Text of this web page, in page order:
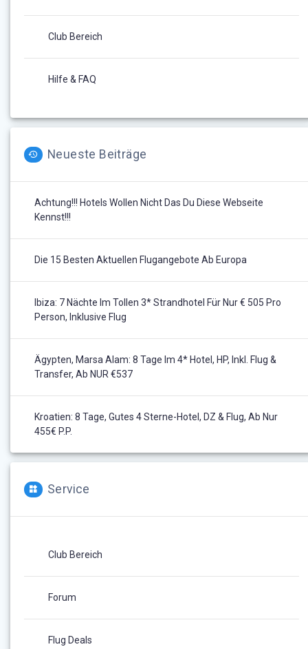
Club Bereich
Hilfe & FAQ
Neueste Beiträge
Achtung!!! Hotels Wollen Nicht Das Du Diese Webseite
Kennst!!!
Die 15 Besten Aktuellen Flugangebote Ab Europa
Ibiza: 7 Nächte Im Tollen 3* Strandhotel Für Nur € 505 Pro
Person, Inklusive Flug
Ägypten, Marsa Alam: 8 Tage Im 4* Hotel, HP, Inkl. Flug &
Transfer, Ab NUR €537
Kroatien: 8 Tage, Gutes 4 Sterne-Hotel, DZ & Flug, Ab Nur
455€ P.P.
Service
Club Bereich
Forum
Flug Deals